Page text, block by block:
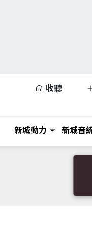
收聽
新城動力 新城音